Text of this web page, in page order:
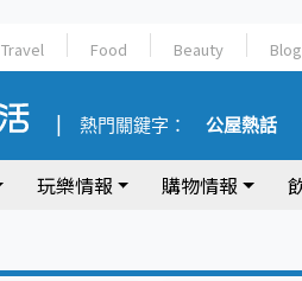
Travel Food Beauty Blog
熱門關鍵字： 公屋熱話
玩樂情報 購物情報